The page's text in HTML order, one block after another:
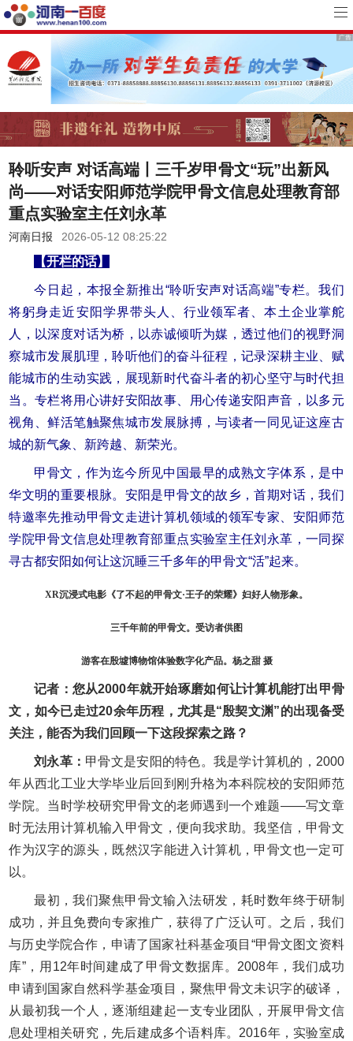
聆听安声 对话高端丨三千岁甲骨文“玩”出新风
尚——对话安阳师范学院甲骨文信息处理教育部
重点实验室主任刘永革
河南日报 2026-05-12 08:25:22
【开栏的话】
今日起，本报全新推出“聆听安声对话高端”专栏。我们
将躬身走近安阳学界带头人、行业领军者、本土企业掌舵
人，以深度对话为桥，以赤诚倾听为媒，透过他们的视野洞
察城市发展肌理，聆听他们的奋斗征程，记录深耕主业、赋
能城市的生动实践，展现新时代奋斗者的初心坚守与时代担
当。专栏将用心讲好安阳故事、用心传递安阳声音，以多元
视角、鲜活笔触聚焦城市发展脉搏，与读者一同见证这座古
城的新气象、新跨越、新荣光。
甲骨文，作为迄今所见中国最早的成熟文字体系，是中
华文明的重要根脉。安阳是甲骨文的故乡，首期对话，我们
特邀率先推动甲骨文走进计算机领域的领军专家、安阳师范
学院甲骨文信息处理教育部重点实验室主任刘永革，一同探
寻古都安阳如何让这沉睡三千多年的甲骨文“活”起来。
XR沉浸式电影《了不起的甲骨文·王子的荣耀》妇好人物形象。
三千年前的甲骨文。受访者供图
游客在殷墟博物馆体验数字化产品。杨之甜 摄
记者：您从2000年就开始琢磨如何让计算机能打出甲骨
文，如今已走过20余年历程，尤其是“殷契文渊”的出现备受
关注，能否为我们回顾一下这段探索之路？
刘永革： 甲骨文是安阳的特色。我是学计算机的，2000
年从西北工业大学毕业后回到刚升格为本科院校的安阳师范
学院。当时学校研究甲骨文的老师遇到一个难题——写文章
时无法用计算机输入甲骨文，便向我求助。我坚信，甲骨文
作为汉字的源头，既然汉字能进入计算机，甲骨文也一定可
以。
最初，我们聚焦甲骨文输入法研发，耗时数年终于研制
成功，并且免费向专家推广，获得了广泛认可。之后，我们
与历史学院合作，申请了国家社科基金项目“甲骨文图文资料
库”，用12年时间建成了甲骨文数据库。2008年，我们成功
申请到国家自然科学基金项目，聚焦甲骨文未识字的破译，
从最初我一个人，逐渐组建起一支专业团队，开展甲骨文信
息处理相关研究，先后建成多个语料库。2016年，实验室成